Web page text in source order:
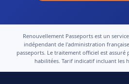
Renouvellement Passeports est un
indépendant de l'administration
passeports. Le traitement officiel est
habilitées. Tarif indicatif incluant les